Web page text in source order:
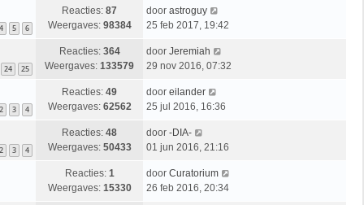
4 5 6
Reacties: 87
Weergaves: 98384
door astroguy
25 feb 2017, 19:42
24 25
Reacties: 364
Weergaves: 133579
door Jeremiah
29 nov 2016, 07:32
2 3 4
Reacties: 49
Weergaves: 62562
door eilander
25 jul 2016, 16:36
2 3 4
Reacties: 48
Weergaves: 50433
door -DIA-
01 jun 2016, 21:16
Reacties: 1
Weergaves: 15330
door Curatorium
26 feb 2016, 20:34